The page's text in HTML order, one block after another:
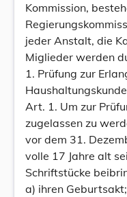
Kommission,
jeder Anstalt, die
Miglieder werden
1. Prüfung zur
Art. 1. Um zur
zugelassen zu
vor dem 31.
volle 17 Jahre alt
Schriftstücke
a) ihren Geburtsakt;